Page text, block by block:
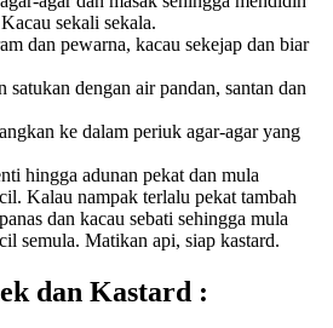
sekali sekala.
dan pewarna, kacau sekejap dan biar
satukan dengan air pandan, santan dan
ke dalam periuk agar-agar yang
hingga adunan pekat dan mula
Kalau nampak terlalu pekat tambah
dan kacau sebati sehingga mula
semula. Matikan api, siap kastard.
dan Kastard :